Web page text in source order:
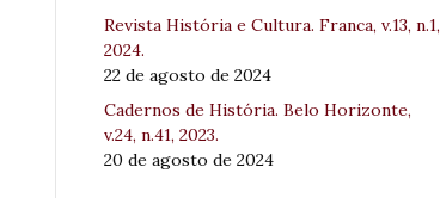
Revista História e Cultura. Franca, v.13, n.1,
2024.
22 de agosto de 2024
Cadernos de História. Belo Horizonte,
v.24, n.41, 2023.
20 de agosto de 2024